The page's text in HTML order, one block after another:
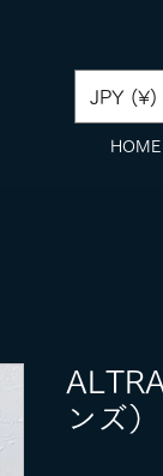
JPY (¥)
HOME
ンズ）